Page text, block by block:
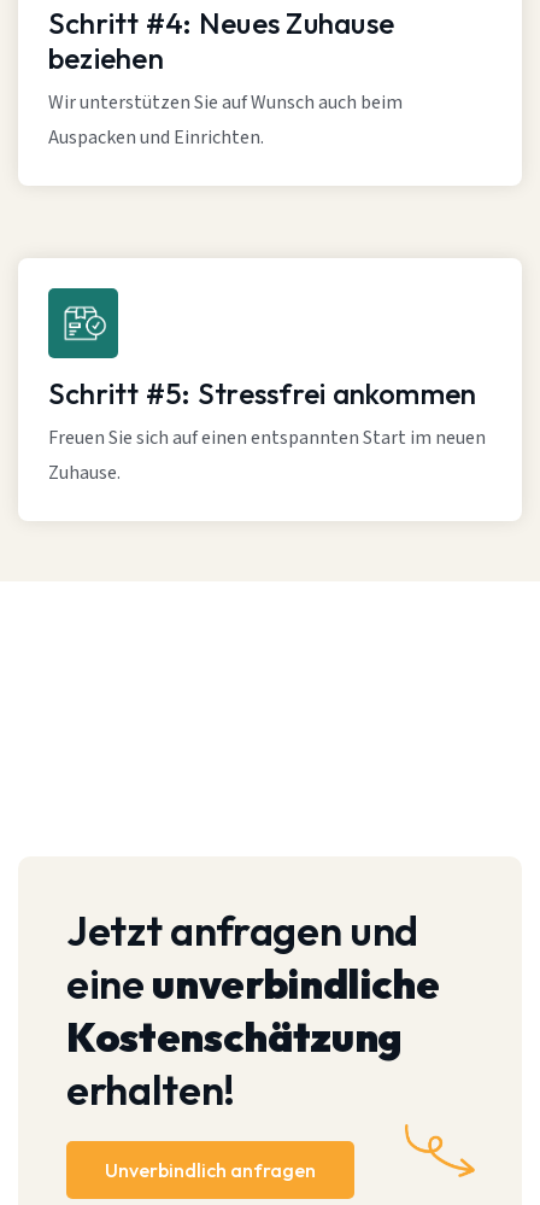
Schritt #4: Neues Zuhause
beziehen
Wir unterstützen Sie auf Wunsch auch beim
Auspacken und Einrichten.
Schritt #5: Stressfrei ankommen
Freuen Sie sich auf einen entspannten Start im neuen
Zuhause.
Jetzt anfragen und
eineunverbindliche
Kostenschätzung
erhalten!
Unverbindlich anfragen